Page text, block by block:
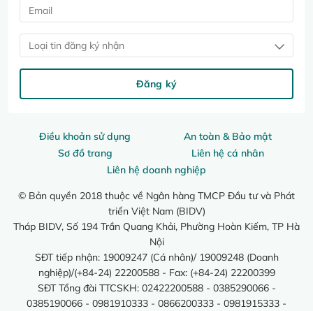
Điều khoản sử dụng
An toàn & Bảo mật
Sơ đồ trang
Liên hệ cá nhân
Liên hệ doanh nghiệp
© Bản quyền 2018 thuộc về Ngân hàng TMCP Đầu tư và Phát
triển Việt Nam (BIDV)
Tháp BIDV, Số 194 Trần Quang Khải, Phường Hoàn Kiếm, TP Hà
Nội
SĐT tiếp nhận: 19009247 (Cá nhân)/ 19009248 (Doanh
nghiệp)/(+84-24) 22200588 - Fax: (+84-24) 22200399
SĐT Tổng đài TTCSKH: 02422200588 - 0385290066 -
0385190066 - 0981910333 - 0866200333 - 0981915333 -
Loại tin đăng ký nhận
Đăng ký